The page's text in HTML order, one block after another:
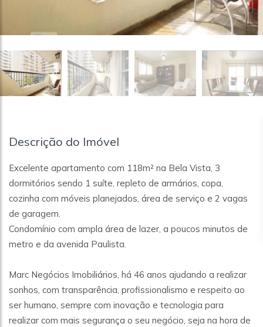
Descrição do Imóvel
Excelente apartamento com 118m² na Bela Vista, 3
dormitórios sendo 1 suíte, repleto de armários, copa,
cozinha com móveis planejados, área de serviço e 2 vagas
de garagem.
Condomínio com ampla área de lazer, a poucos minutos de
metro e da avenida Paulista.
Marc Negócios Imobiliários, há 46 anos ajudando a realizar
sonhos, com transparência, profissionalismo e respeito ao
ser humano, sempre com inovação e tecnologia para
realizar com mais segurança o seu negócio, seja na hora de